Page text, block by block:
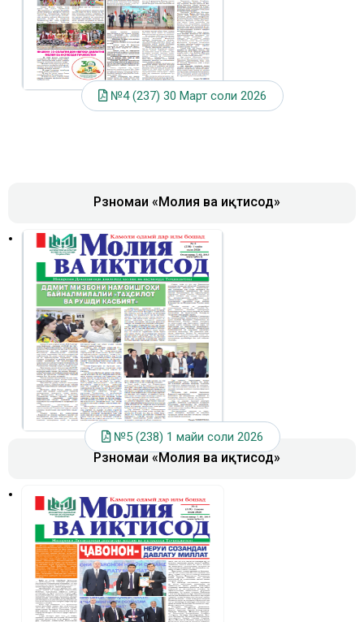
№4 (237) 30 Март соли 2026
Рӯзномаи «Молия ва иқтисод»
№5 (238) 1 майи соли 2026
Рӯзномаи «Молия ва иқтисод»